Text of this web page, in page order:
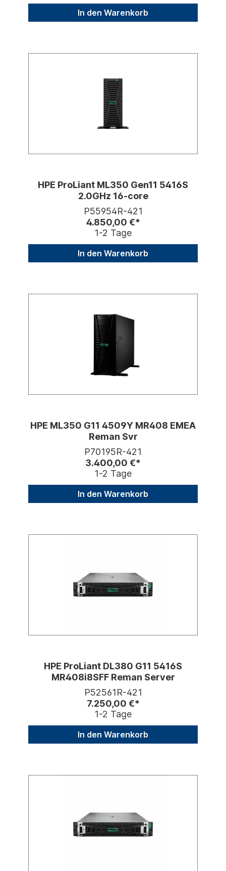
In den Warenkorb
HPE ProLiant ML350 Gen11 5416S
2.0GHz 16-core
P55954R-421
4.850,00 €*
1-2 Tage
In den Warenkorb
HPE ML350 G11 4509Y MR408 EMEA
Reman Svr
P70195R-421
3.400,00 €*
1-2 Tage
In den Warenkorb
HPE ProLiant DL380 G11 5416S
MR408i8SFF Reman Server
P52561R-421
7.250,00 €*
1-2 Tage
In den Warenkorb